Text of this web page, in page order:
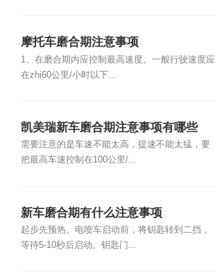
摩托车磨合期注意事项
1、在磨合期内应控制最高速度。一般行驶速度应
在zhi60公里/小时以下...
凯美瑞新车磨合期注意事项有哪些
需要注意的是车速不能太高，提速不能太猛，要
把最高车速控制在100公里/...
新车磨合期有什么注意事项
起步先预热。电喷车启动前，将钥匙转到二挡，
等待5-10秒后启动。钥匙门...